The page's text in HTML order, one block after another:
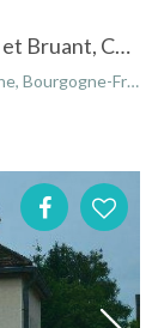
Confortable Gîte avec piscine à Detain et Bruant, Côte d'Or, Bourgogne
Comté, France